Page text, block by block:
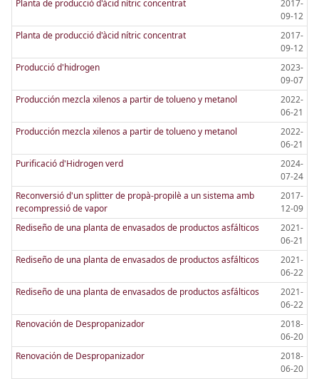
Planta de producció d'àcid nítric concentrat
2017-
09-12
Planta de producció d'àcid nítric concentrat
2017-
09-12
Producció d'hidrogen
2023-
09-07
Producción mezcla xilenos a partir de tolueno y metanol
2022-
06-21
Producción mezcla xilenos a partir de tolueno y metanol
2022-
06-21
Purificació d'Hidrogen verd
2024-
07-24
Reconversió d'un splitter de propà-propilè a un sistema amb
recompressió de vapor
2017-
12-09
Rediseño de una planta de envasados de productos asfálticos
2021-
06-21
Rediseño de una planta de envasados de productos asfálticos
2021-
06-22
Rediseño de una planta de envasados de productos asfálticos
2021-
06-22
Renovación de Despropanizador
2018-
06-20
Renovación de Despropanizador
2018-
06-20